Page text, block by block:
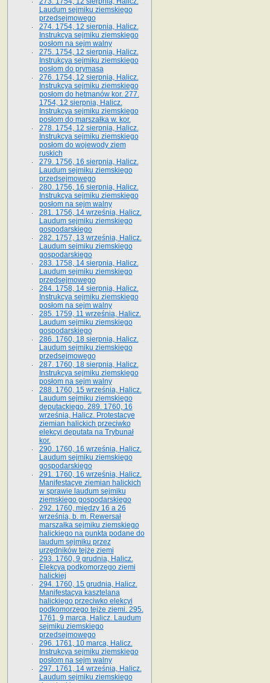
Laudum sejmiku ziemskiego
przedsejmowego
274. 1754, 12 sierpnia, Halicz.
Instrukcya sejmiku ziemskiego
posłom na sejm walny
275. 1754, 12 sierpnia, Halicz.
Instrukcya sejmiku ziemskiego
posłom do prymasa
276. 1754, 12 sierpnia, Halicz.
Instrukcya sejmiku ziemskiego
posłom do hetmanów kor. 277.
1754, 12 sierpnia, Halicz.
Instrukcya sejmiku ziemskiego
posłom do marszałka w. kor.
278. 1754, 12 sierpnia, Halicz.
Instrukcya sejmiku ziemskiego
posłom do wojewody ziem
ruskich
279. 1756, 16 sierpnia, Halicz.
Laudum sejmiku ziemskiego
przedsejmowego
280. 1756, 16 sierpnia, Halicz.
Instrukcya sejmiku ziemskiego
posłom na sejm walny
281. 1756, 14 września, Halicz.
Laudum sejmiku ziemskiego
gospodarskiego
282. 1757, 13 września, Halicz.
Laudum sejmiku ziemskiego
gospodarskiego
283. 1758, 14 sierpnia, Halicz.
Laudum sejmiku ziemskiego
przedsejmowego
284. 1758, 14 sierpnia, Halicz.
Instrukcya sejmiku ziemskiego
posłom na sejm walny
285. 1759, 11 września, Halicz.
Laudum sejmiku ziemskiego
gospodarskiego
286. 1760, 18 sierpnia, Halicz.
Laudum sejmiku ziemskiego
przedsejmowego
287. 1760, 18 sierpnia, Halicz.
Instrukcya sejmiku ziemskiego
posłom na sejm walny
288. 1760, 15 września, Halicz.
Laudum sejmiku ziemskiego
deputackiego. 289. 1760, 16
września, Halicz. Protestacye
ziemian halickich przeciwko
elekcyi deputata na Trybunał
kor.
290. 1760, 16 września, Halicz.
Laudum sejmiku ziemskiego
gospodarskiego
291. 1760, 16 września, Halicz.
Manifestacye ziemian halickich
w sprawie laudum sejmiku
ziemskiego gospodarskiego
292. 1760, między 16 a 26
września, b. m. Rewersał
marszałka sejmiku ziemskiego
halickiego na punkta podane do
laudum sejmiku przez
urzędników tejże ziemi
293. 1760, 9 grudnia, Halicz.
Elekcya podkomorzego ziemi
halickiej
294. 1760, 15 grudnia, Halicz.
Manifestacya kasztelana
halickiego przeciwko elekcyi
podkomorzego tejże ziemi. 295.
1761, 9 marca, Halicz. Laudum
sejmiku ziemskiego
przedsejmowego
296. 1761, 10 marca, Halicz.
Instrukcya sejmiku ziemskiego
posłom na sejm walny
297. 1761, 14 września, Halicz.
Laudum sejmiku ziemskiego